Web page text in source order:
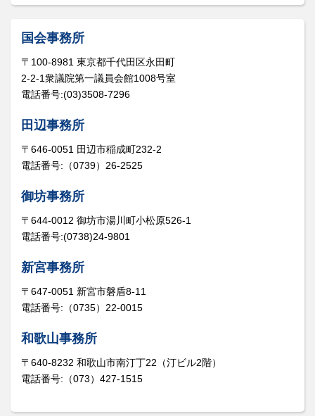
国会事務所
〒100-8981 東京都千代田区永田町
2-2-1衆議院第一議員会館1008号室
電話番号:(03)3508-7296
田辺事務所
〒646-0051 田辺市稲成町232-2
電話番号:（0739）26-2525
御坊事務所
〒644-0012 御坊市湯川町小松原526-1
電話番号:(0738)24-9801
新宮事務所
〒647-0051 新宮市磐盾8-11
電話番号:（0735）22-0015
和歌山事務所
〒640-8232 和歌山市南汀丁22（汀ビル2階）
電話番号:（073）427-1515